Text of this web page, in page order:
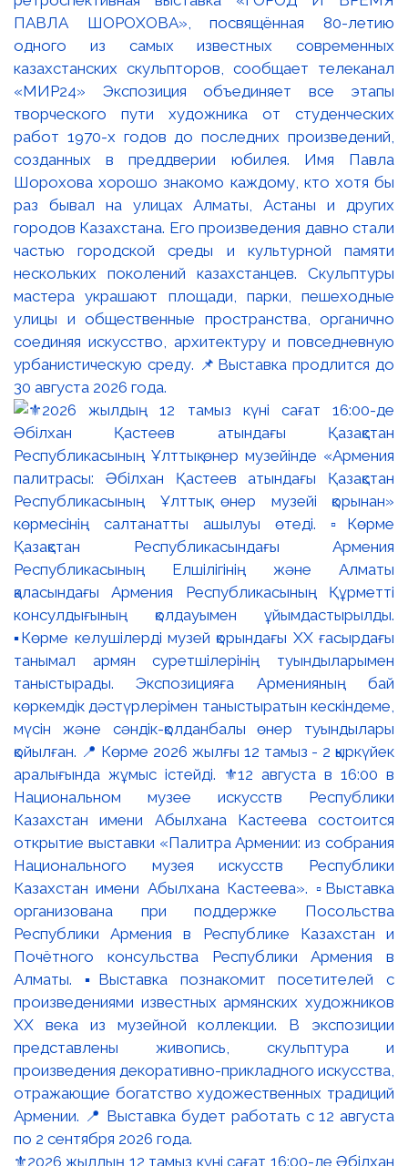
ПАВЛА ШОРОХОВА», посвящённая 80-летию
одного из самых известных современных
казахстанских скульпторов, сообщает телеканал
«МИР24» Экспозиция объединяет все этапы
творческого пути художника от студенческих
работ 1970-х годов до последних произведений,
созданных в преддверии юбилея. Имя Павла
Шорохова хорошо знакомо каждому, кто хотя бы
раз бывал на улицах Алматы, Астаны и других
городов Казахстана. Его произведения давно стали
частью городской среды и культурной памяти
нескольких поколений казахстанцев. Скульптуры
мастера украшают площади, парки, пешеходные
улицы и общественные пространства, органично
соединяя искусство, архитектуру и повседневную
урбанистическую среду. 📌Выставка продлится до
30 августа 2026 года.
⚜️2026 жылдың 12 тамыз күні сағат 16:00-де Әбілхан